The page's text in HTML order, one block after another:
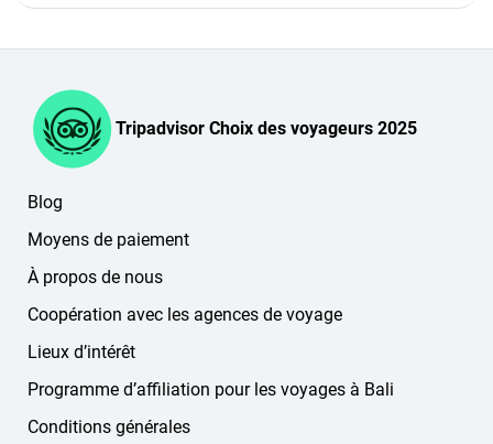
Tripadvisor Choix des voyageurs 2025
Blog
Moyens de paiement
À propos de nous
Coopération avec les agences de voyage
Lieux d’intérêt
Programme d’affiliation pour les voyages à Bali
Conditions générales